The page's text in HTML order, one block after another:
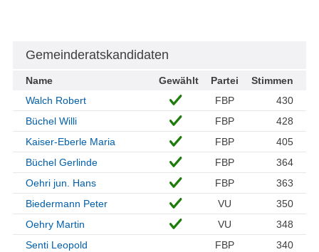
Gemeinderatskandidaten
Name Gewählt Partei
Stimmen
Walch Robert
FBP
430
Büchel Willi
FBP
428
Kaiser-Eberle Maria
FBP
405
Büchel Gerlinde
FBP
364
Oehri jun. Hans
FBP
363
Biedermann Peter
VU
350
Oehry Martin
VU
348
Senti Leopold
FBP 340